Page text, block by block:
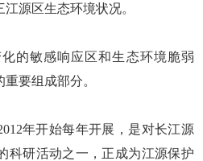
源区生态环境状况。
敏感响应区和生态环境脆弱
要组成部分。
年开始每年开展，是对长江源
科研活动之一，正成为江源保护